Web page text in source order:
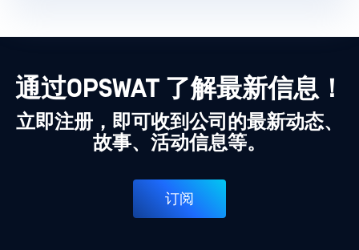
通过OPSWAT 了解最新信息！
立即注册，即可收到公司的最新动态、
故事、活动信息等。
订阅